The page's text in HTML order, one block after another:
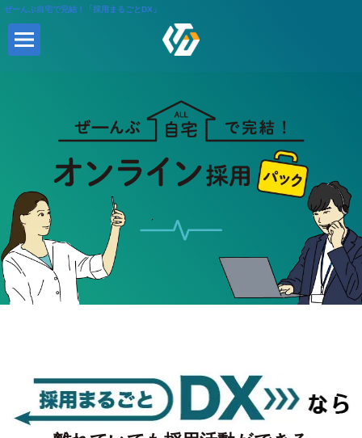
ぜーんぶ自宅で完結！「採用まるごとDX」